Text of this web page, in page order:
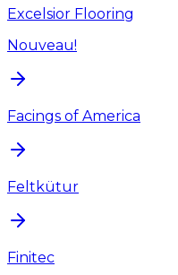
Excelsior Flooring
Nouveau!
Facings of America
Feltkütur
Finitec